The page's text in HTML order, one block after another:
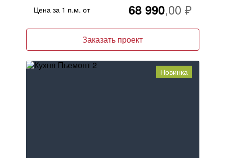
Цена за 1 п.м. от 68 990
Заказать проект
Новинка